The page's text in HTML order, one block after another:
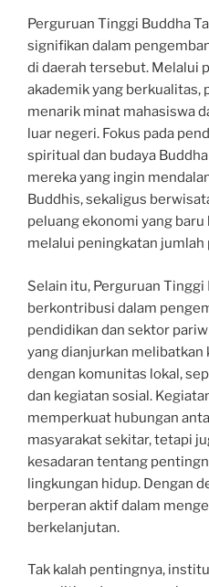
Perguruan Tinggi Buddha
signifikan dalam
di daerah tersebut. Melalui
akademik yang berkualitas,
menarik minat mahasiswa
luar negeri. Fokus pada
spiritual dan budaya
mereka yang ingin
Buddhis, sekaligus
peluang ekonomi yang
melalui peningkatan jumlah
Selain itu, Perguruan
berkontribusi dalam
pendidikan dan sektor
yang dianjurkan
dengan komunitas lokal,
dan kegiatan sosial.
memperkuat hubungan
masyarakat sekitar, tetapi
kesadaran tentang
lingkungan hidup. Dengan
berperan aktif dalam
berkelanjutan.
Tak kalah pentingnya,